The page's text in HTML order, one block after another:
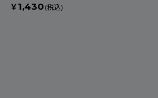
￥ 1,430 (税込)